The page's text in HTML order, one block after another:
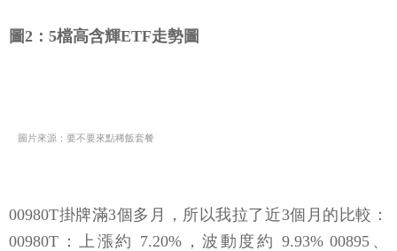
圖2：5檔高含輝ETF走勢圖
圖片來源：要不要來點稀飯套餐
00980T掛牌滿3個多月，所以我拉了近3個月的比較：
00980T：上漲約 7.20%，波動度約 9.93% 00895、